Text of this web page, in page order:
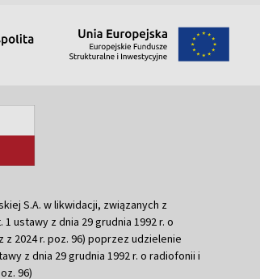
S.A. w likwidacji, związanych z
ustawy z dnia 29 grudnia 1992 r. o
z 2024 r. poz. 96) poprzez udzielenie
z dnia 29 grudnia 1992 r. o radiofonii i
96)